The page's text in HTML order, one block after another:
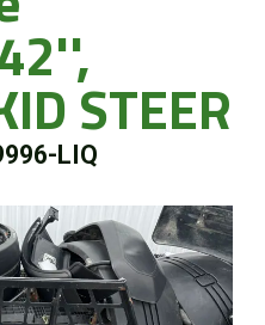
STEER
LIQ